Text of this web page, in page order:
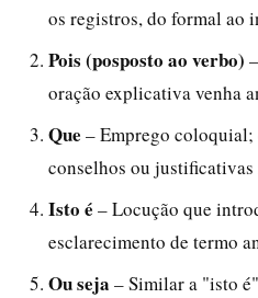
os registros, do formal ao
Pois (posposto ao verbo)
oração explicativa venha
Que – Emprego coloquial;
conselhos ou
Isto é – Locução que
esclarecimento de termo
Ou seja – Similar a "isto